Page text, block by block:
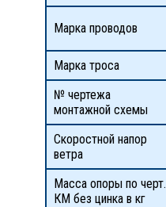
Марка проводов
Марка троса
№ чертежа
монтажной схемы
Скоростной напор
ветра
Масса опоры по черт.
КМ без цинка в кг